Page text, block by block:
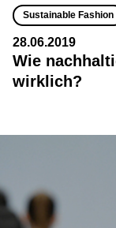
Sustainable Fashion
28.06.2019
Wie
wirklich?